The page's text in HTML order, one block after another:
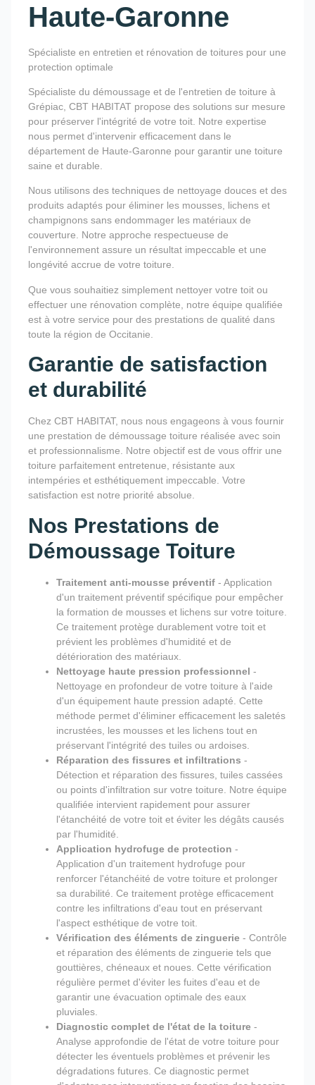
Haute-Garonne
Spécialiste en entretien et rénovation de toitures pour une
protection optimale
Spécialiste du démoussage et de l'entretien de toiture à
Grépiac, CBT HABITAT propose des solutions sur mesure
pour préserver l'intégrité de votre toit. Notre expertise
nous permet d'intervenir efficacement dans le
département de Haute-Garonne pour garantir une toiture
saine et durable.
Nous utilisons des techniques de nettoyage douces et des
produits adaptés pour éliminer les mousses, lichens et
champignons sans endommager les matériaux de
couverture. Notre approche respectueuse de
l'environnement assure un résultat impeccable et une
longévité accrue de votre toiture.
Que vous souhaitiez simplement nettoyer votre toit ou
effectuer une rénovation complète, notre équipe qualifiée
est à votre service pour des prestations de qualité dans
toute la région de Occitanie.
Garantie de satisfaction
et durabilité
Chez CBT HABITAT, nous nous engageons à vous fournir
une prestation de démoussage toiture réalisée avec soin
et professionnalisme. Notre objectif est de vous offrir une
toiture parfaitement entretenue, résistante aux
intempéries et esthétiquement impeccable. Votre
satisfaction est notre priorité absolue.
Nos Prestations de
Démoussage Toiture
Traitement anti-mousse préventif - Application
d'un traitement préventif spécifique pour empêcher
la formation de mousses et lichens sur votre toiture.
Ce traitement protège durablement votre toit et
prévient les problèmes d'humidité et de
détérioration des matériaux.
Nettoyage haute pression professionnel -
Nettoyage en profondeur de votre toiture à l'aide
d'un équipement haute pression adapté. Cette
méthode permet d'éliminer efficacement les saletés
incrustées, les mousses et les lichens tout en
préservant l'intégrité des tuiles ou ardoises.
Réparation des fissures et infiltrations -
Détection et réparation des fissures, tuiles cassées
ou points d'infiltration sur votre toiture. Notre équipe
qualifiée intervient rapidement pour assurer
l'étanchéité de votre toit et éviter les dégâts causés
par l'humidité.
Application hydrofuge de protection -
Application d'un traitement hydrofuge pour
renforcer l'étanchéité de votre toiture et prolonger
sa durabilité. Ce traitement protège efficacement
contre les infiltrations d'eau tout en préservant
l'aspect esthétique de votre toit.
Vérification des éléments de zinguerie - Contrôle
et réparation des éléments de zinguerie tels que
gouttières, chéneaux et noues. Cette vérification
régulière permet d'éviter les fuites d'eau et de
garantir une évacuation optimale des eaux
pluviales.
Diagnostic complet de l'état de la toiture -
Analyse approfondie de l'état de votre toiture pour
détecter les éventuels problèmes et prévenir les
dégradations futures. Ce diagnostic permet